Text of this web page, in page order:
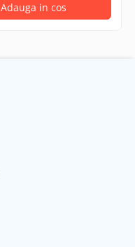
Adauga in cos